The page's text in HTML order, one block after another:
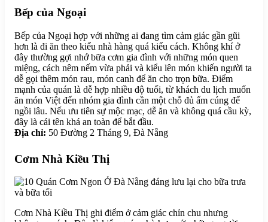
Bếp của Ngoại
Bếp của Ngoại hợp với những ai đang tìm cảm giác gần gũi
hơn là đi ăn theo kiểu nhà hàng quá kiểu cách. Không khí ở
đây thường gợi nhớ bữa cơm gia đình với những món quen
miệng, cách nêm nếm vừa phải và kiểu lên món khiến người ta
dễ gọi thêm món rau, món canh để ăn cho trọn bữa. Điểm
mạnh của quán là dễ hợp nhiều độ tuổi, từ khách du lịch muốn
ăn món Việt đến nhóm gia đình cần một chỗ đủ ấm cúng để
ngồi lâu. Nếu ưu tiên sự mộc mạc, dễ ăn và không quá cầu kỳ,
đây là cái tên khá an toàn để bắt đầu.
Địa chỉ: 50 Đường 2 Tháng 9, Đà Nẵng
Cơm Nhà Kiều Thị
Cơm Nhà Kiều Thị ghi điểm ở cảm giác chỉn chu nhưng